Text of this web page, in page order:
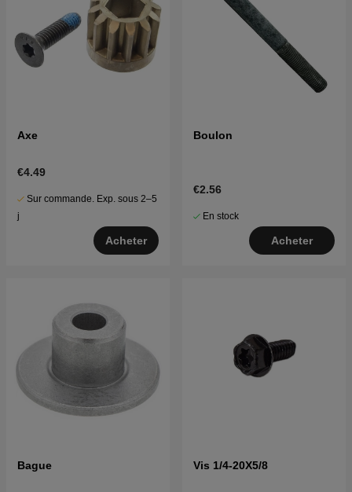
Axe
€4.49
Sur commande. Exp. sous 2–5
j
Acheter
Boulon
€2.56
En stock
Acheter
Bague Vis 1/4-20X5/8